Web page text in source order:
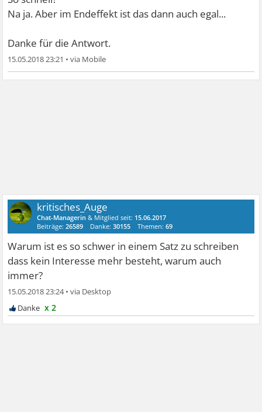
Na ja. Aber im Endeffekt ist das dann auch egal...
Danke für die Antwort.
15.05.2018 23:21 •
kritisches_Auge
Chat-Managerin & Mitglied seit: 15.06.2017
Beiträge:26589 Danke:30155 Themen:69
Warum ist es so schwer in einem Satz zu schreiben
dass kein Interesse mehr besteht, warum auch
immer?
15.05.2018 23:24•
x 2